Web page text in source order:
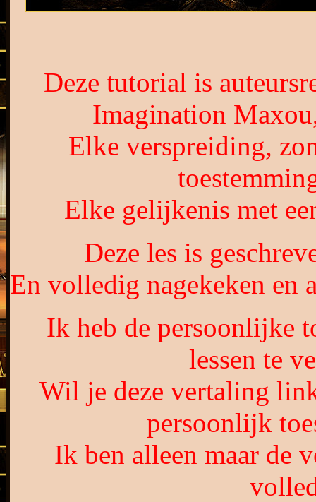
Deze tutorial is
Imagination
Elke verspreiding,
Elke gelijkenis met
Deze les is
En volledig nagekeken en
Ik heb de persoonlijke
lessen te
Wil je deze vertaling
persoonlijk
Ik ben alleen maar de